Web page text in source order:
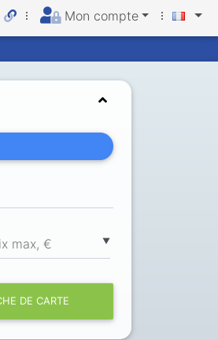
Mon compte
▼
max, €
DE CARTE